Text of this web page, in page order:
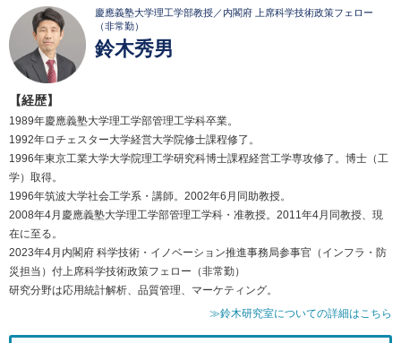
慶應義塾大学理工学部教授／内閣府 上席科学技術政策フェロー
（非常勤）
鈴木秀男
【経歴】
1989年慶應義塾大学理工学部管理工学科卒業。
1992年ロチェスター大学経営大学院修士課程修了。
1996年東京工業大学大学院理工学研究科博士課程経営工学専攻修了。博士（工
学）取得。
1996年筑波大学社会工学系・講師。2002年6月同助教授。
2008年4月慶應義塾大学理工学部管理工学科・准教授。2011年4月同教授、現
在に至る。
2023年4月内閣府 科学技術・イノベーション推進事務局参事官（インフラ・防
災担当）付上席科学技術政策フェロー（非常勤）
研究分野は応用統計解析、品質管理、マーケティング。
≫鈴木研究室についての詳細はこちら